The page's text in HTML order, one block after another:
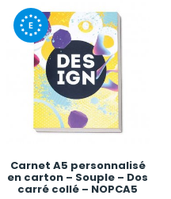
Carnet A5 personnalisé
en carton – Souple – Dos
carré collé – NOPCA5